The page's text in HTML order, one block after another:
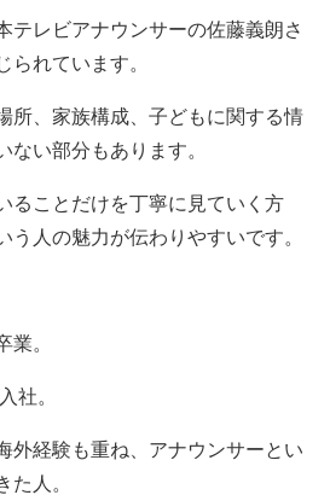
テレビアナウンサーの佐藤義朗さ
れています。
所、家族構成、子どもに関する情
い部分もあります。
ることだけを丁寧に見ていく方
人の魅力が伝わりやすいです。
。
社。
外経験も重ね、アナウンサーとい
人。